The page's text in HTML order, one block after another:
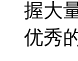
握大
优秀